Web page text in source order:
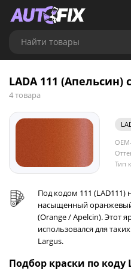
Найти товары
LADA 111 (Апельсин)
4 товара
Тип
Под кодом 111 (LAD111)
насыщенный оранжевый
(Orange / Apelcin). Этот
использовался для
Largus.
Подбор краски по коду